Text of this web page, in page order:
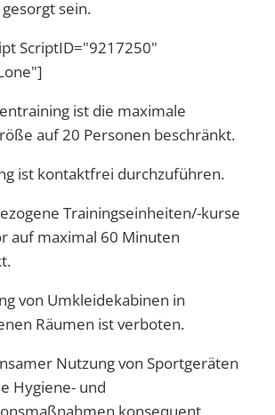
sein.
ScriptID="9217250"
ist die maximale
auf 20 Personen beschränkt.
ist kontaktfrei durchzuführen.
Trainingseinheiten/-kurse
auf maximal 60 Minuten
von Umkleidekabinen in
Räumen ist verboten.
Nutzung von Sportgeräten
Hygiene- und